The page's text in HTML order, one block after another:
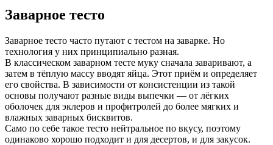
Заварное тесто
Заварное тесто часто путают с тестом на заварке. Но
технология у них принципиально разная.
В классическом заварном тесте муку сначала заваривают, а
затем в тёплую массу вводят яйца. Этот приём и определяет
его свойства. В зависимости от консистенции из такой
основы получают разные виды выпечки — от лёгких
оболочек для эклеров и профитролей до более мягких и
влажных заварных бисквитов.
Само по себе такое тесто нейтральное по вкусу, поэтому
одинаково хорошо подходит и для десертов, и для закусок.